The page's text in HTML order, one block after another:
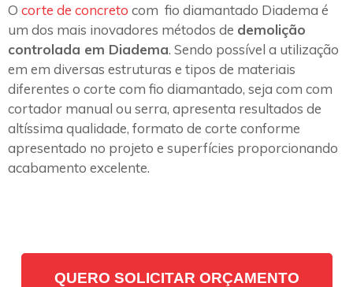
O corte de concreto com fio diamantado Diadema é
um dos mais inovadores métodos de demolição
controlada em Diadema. Sendo possível a utilização
em em diversas estruturas e tipos de materiais
diferentes o corte com fio diamantado, seja com com
cortador manual ou serra, apresenta resultados de
altíssima qualidade, formato de corte conforme
apresentado no projeto e superfícies proporcionando
acabamento excelente.
QUERO SOLICITAR ORÇAMENTO